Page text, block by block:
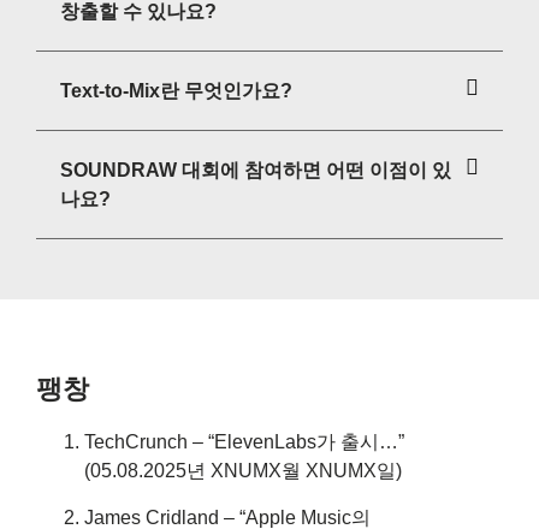
창출할 수 있나요?
Text-to-Mix란 무엇인가요?
SOUNDRAW 대회에 참여하면 어떤 이점이 있
나요?
팽창
TechCrunch – “ElevenLabs가 출시…”
(05.08.2025년 XNUMX월 XNUMX일)
James Cridland – “Apple Music의